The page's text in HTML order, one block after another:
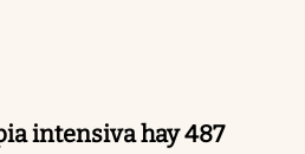
intensiva hay 487